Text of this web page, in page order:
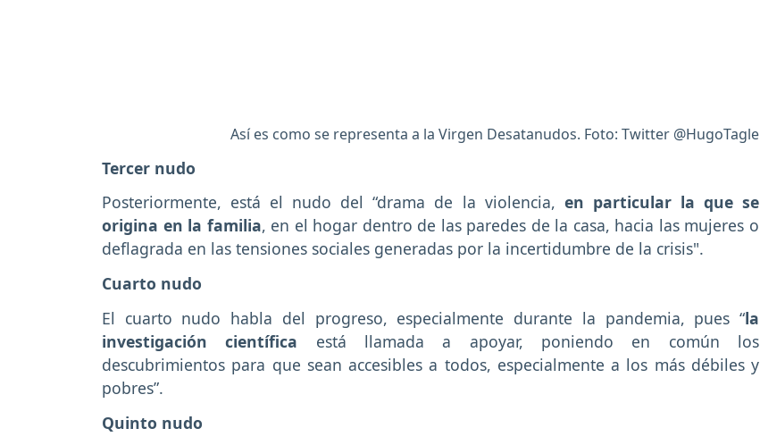
Así es como se representa a la Virgen Desatanudos. Foto: Twitter @HugoTagle
Tercer nudo
Posteriormente, está el nudo del “drama de la violencia, en particular la que se
origina en la familia, en el hogar dentro de las paredes de la casa, hacia las mujeres o
deflagrada en las tensiones sociales generadas por la incertidumbre de la crisis".
Cuarto nudo
El cuarto nudo habla del progreso, especialmente durante la pandemia, pues “la
investigación científica está llamada a apoyar, poniendo en común los
descubrimientos para que sean accesibles a todos, especialmente a los más débiles y
pobres”.
Quinto nudo